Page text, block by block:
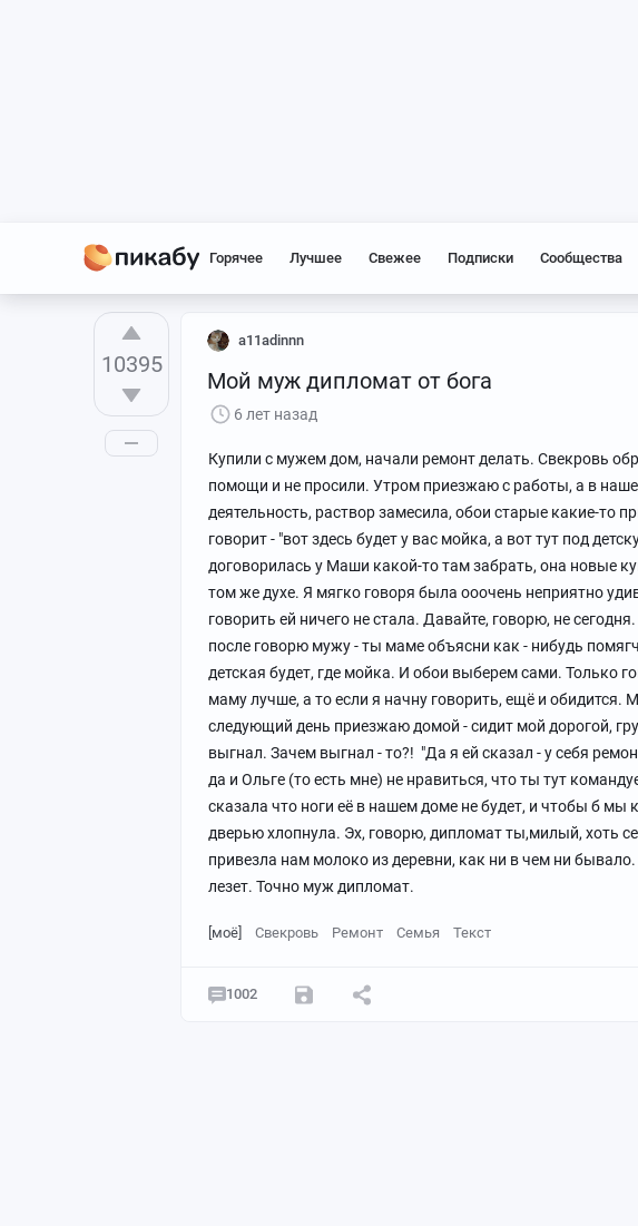
Горячее Лучшее Свежее Подписки Сообщества
10395
a11adinnn
Мой муж дипломат от бога
6 лет назад
Купили с мужем дом, начали ремонт делать. Свекровь
помощи и не просили. Утром приезжаю с работы, а в
деятельность, раствор замесила, обои старые какие-то
говорит - "вот здесь будет у вас мойка, а вот тут под
договорилась у Маши какой-то там забрать, она новые
том же духе. Я мягко говоря была ооочень неприятно
говорить ей ничего не стала. Давайте, говорю, не
после говорю мужу - ты маме объясни как - нибудь
детская будет, где мойка. И обои выберем сами. Только
маму лучше, а то если я начну говорить, ещё и
следующий день приезжаю домой - сидит мой дорогой,
выгнал. Зачем выгнал - то?! "Да я ей сказал - у себя
да и Ольге (то есть мне) не нравиться, что ты тут
сказала что ноги её в нашем доме не будет, и чтобы б мы
дверью хлопнула. Эх, говорю, дипломат ты,милый, хоть
привезла нам молоко из деревни, как ни в чем ни
лезет. Точно муж дипломат.
[моё] Свекровь Ремонт Семья Текст
1002